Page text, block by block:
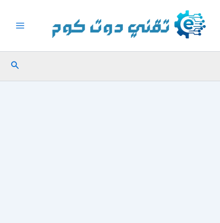
المحتوى
البحث